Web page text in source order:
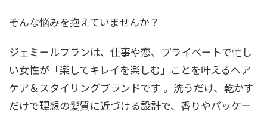
そんな悩みを抱えていませんか？
ジェミールフランは、 仕事や恋、プライベートで忙し
い女性が「楽してキレイを楽しむ」ことを叶えるヘア
ケア＆スタイリングブランドです 。 洗うだけ、乾かす
だけで理想の髪質に近づける設計で、香りやパッケー